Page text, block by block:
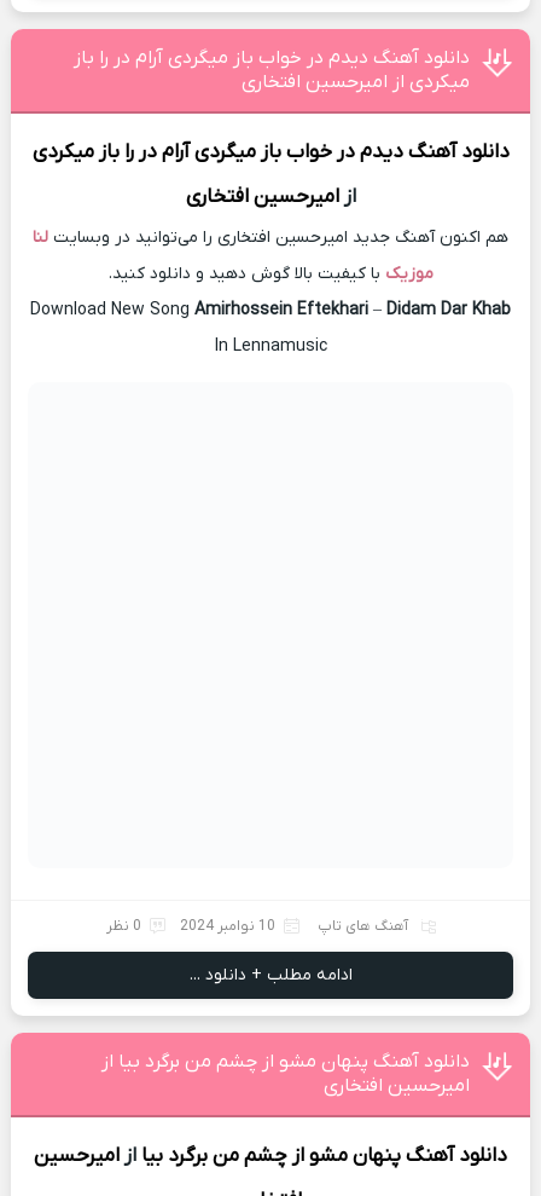
دانلود آهنگ دیدم در خواب باز میگردی آرام در را باز
میکردی از امیرحسین افتخاری
دانلود آهنگ دیدم در خواب باز میگردی آرام در را باز میکردی
ازامیرحسین افتخاری
هم اکنون آهنگ جدید امیرحسین افتخاری را می‌توانید در وبسایت لنا
موزیک با کیفیت بالا گوش دهید و دانلود کنید.
Download New Song Amirhossein Eftekhari – Didam Dar Khab
In Lennamusic
آهنگ های تاپ 10 نوامبر 2024 0 نظر
ادامه مطلب + دانلود ...
دانلود آهنگ پنهان مشو از چشم من برگرد بیا از
امیرحسین افتخاری
دانلود آهنگپنهان مشو از چشم من برگرد بیا ازامیرحسین